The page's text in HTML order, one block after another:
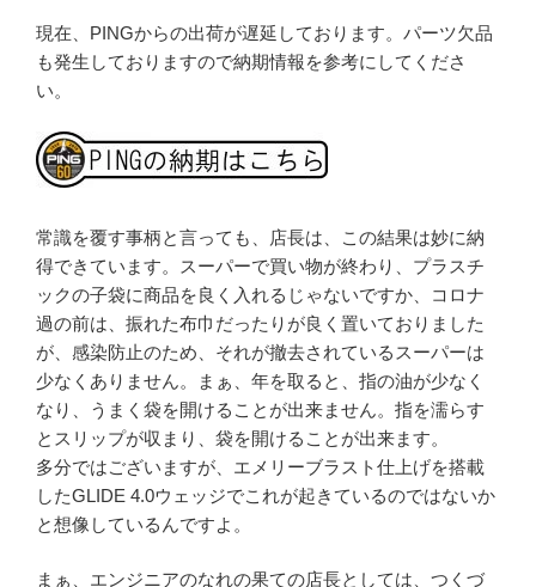
現在、PINGからの出荷が遅延しております。パーツ欠品
も発生しておりますので納期情報を参考にしてくださ
い。
常識を覆す事柄と言っても、店長は、この結果は妙に納
得できています。スーパーで買い物が終わり、プラスチ
ックの子袋に商品を良く入れるじゃないですか、コロナ
過の前は、振れた布巾だったりが良く置いておりました
が、感染防止のため、それが撤去されているスーパーは
少なくありません。まぁ、年を取ると、指の油が少なく
なり、うまく袋を開けることが出来ません。指を濡らす
とスリップが収まり、袋を開けることが出来ます。
多分ではございますが、エメリーブラスト仕上げを搭載
したGLIDE 4.0ウェッジでこれが起きているのではないか
と想像しているんですよ。
まぁ、エンジニアのなれの果ての店長としては、つくづ